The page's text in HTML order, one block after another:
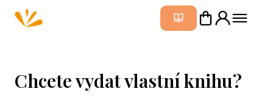
Zavřít
Chcete vydat vlastní knihu?